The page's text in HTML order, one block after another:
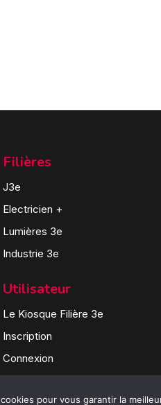
Filières
J3e
Electricien +
Lumières 3e
Industrie 3e
Utilisateur
Le Kiosque Filière 3e
Inscription
Connexion
pour vous garantir la